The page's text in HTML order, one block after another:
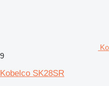
9
Kobelco SK28SR